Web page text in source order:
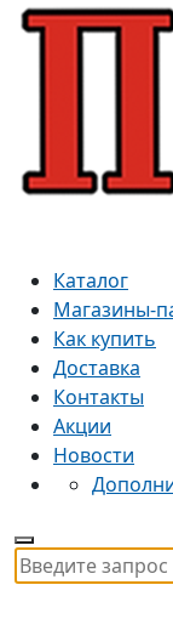
Каталог
Магазины-
Как купить
Доставка
Контакты
Акции
Новости